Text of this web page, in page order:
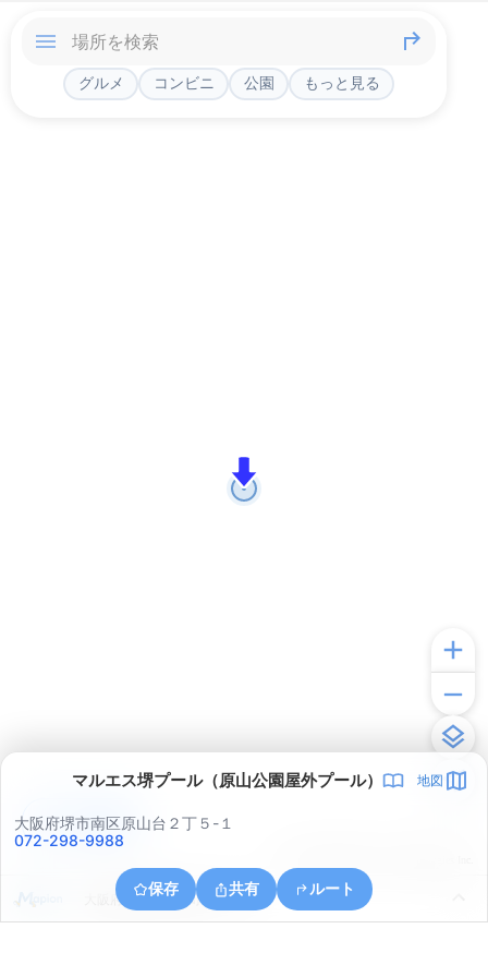
グルメ コンビニ 公園 もっと見る
マルエス堺プール（原山公園屋外プール） 地図
大阪府堺市南区原山台２丁５-１
072-298-9988
保存 共有 ルート
大阪府和泉市伏屋町３丁目３
アプリで見る